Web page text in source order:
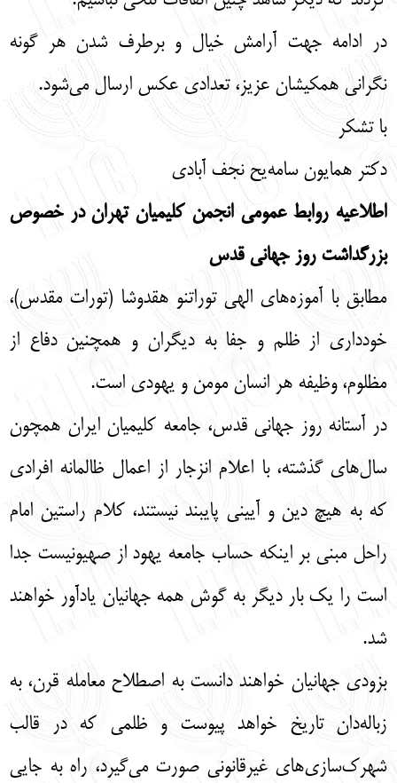
در ادامه جهت آرامش خیال و برطرف شدن هر گونه
نگرانی‌ همکیشان عزیز، تعدادی عکس ارسال می‌شود.
با تشکر
دکتر همایون سامه‌یح نجف آبادی
اطلاعیه روابط عمومی انجمن کلیمیان تهران در خصوص
بزرگداشت روز جهانی قدس
مطابق با آموزه‌های الهی توراتنو هقدوشا (تورات مقدس)،
خودداری از ظلم و جفا به دیگران و همچنین دفاع از
مظلوم، وظیفه هر انسان مومن و یهودی است.
در آستانه روز جهانی قدس، جامعه کلیمیان ایران همچون
سال‌های گذشته، با اعلام انزجار از اعمال ظالمانه افرادی
که به هیچ دین و آیینی پایبند نیستند، کلام راستین امام
راحل مبنی بر اینکه حساب جامعه یهود از صهیونیست جدا
است را یک بار دیگر به گوش همه جهانیان یادآور خواهند
شد.
بزودی جهانیان خواهند دانست به اصطلاح معامله قرن، به
زباله‌دان تاریخ خواهد پیوست و ظلمی که در قالب
شهرک‌سازی‌های غیرقانونی صورت می‌گیرد، راه به جایی